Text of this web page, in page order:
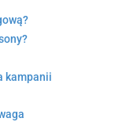
kampanii